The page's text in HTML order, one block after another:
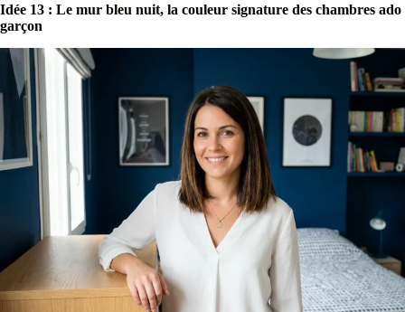
Idée 13 : Le mur bleu nuit, la couleur signature des chambres ado
garçon